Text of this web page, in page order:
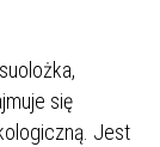
się
Jest